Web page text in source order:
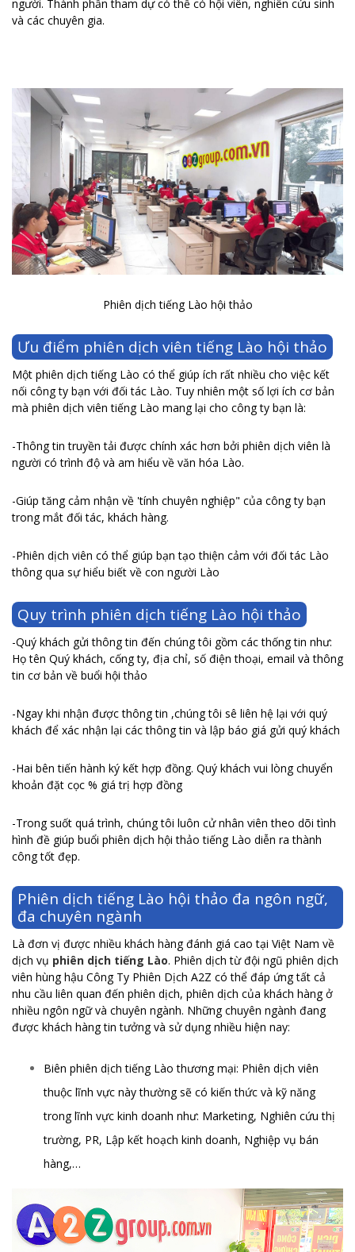
người. Thành phần tham dự có thể có hội viên, nghiên cứu sinh
và các chuyên gia.
Phiên dịch tiếng Lào hội thảo
Ưu điểm phiên dịch viên tiếng Lào hội thảo
Một phiên dịch tiếng Lào có thể giúp ích rất nhiều cho việc kết
nối công ty bạn với đối tác Lào. Tuy nhiên một số lợi ích cơ bản
mà phiên dịch viên tiếng Lào mang lại cho công ty bạn là:
-Thông tin truyền tải được chính xác hơn bởi phiên dịch viên là
người có trình độ và am hiểu về văn hóa Lào.
-Giúp tăng cảm nhận về 'tính chuyên nghiệp" của công ty bạn
trong mắt đối tác, khách hàng.
-Phiên dịch viên có thể giúp bạn tạo thiện cảm với đối tác Lào
thông qua sự hiểu biết về con người Lào
Quy trình phiên dịch tiếng Lào hội thảo
-Quý khách gửi thông tin đến chúng tôi gồm các thống tin như:
Họ tên Quý khách, cống ty, địa chỉ, số điện thoại, email và thông
tin cơ bản về buổi hội thảo
-Ngay khi nhận được thông tin ,chúng tôi sê liên hệ lại với quý
khách để xác nhận lại các thông tin và lập báo giá gửi quý khách
-Hai bên tiến hành ký kết hợp đồng. Quý khách vui lòng chuyển
khoản đặt cọc % giá trị hợp đồng
-Trong suốt quá trình, chúng tôi luôn cử nhân viên theo dõi tình
hình đề giúp buổi phiên dịch hội thảo tiếng Lào diễn ra thành
công tốt đẹp.
Phiên dịch tiếng Lào hội thảo đa ngôn ngữ,
đa chuyên ngành
Là đơn vị được nhiều khách hàng đánh giá cao tại Việt Nam về
dịch vụ phiên dịch tiếng Lào. Phiên dịch từ đội ngũ phiên dịch
viên hùng hậu Công Ty Phiên Dịch A2Z có thể đáp ứng tất cả
nhu cầu liên quan đến phiên dịch, phiên dịch của khách hàng ở
nhiều ngôn ngữ và chuyên ngành. Những chuyên ngành đang
được khách hàng tin tưởng và sử dụng nhiều hiện nay:
Biên phiên dịch tiếng Lào thương mại: Phiên dịch viên
thuộc lĩnh vực này thường sẽ có kiến thức và kỹ năng
trong lĩnh vực kinh doanh như: Marketing, Nghiên cứu thị
trường, PR, Lập kết hoạch kinh doanh, Nghiệp vụ bán
hàng,…